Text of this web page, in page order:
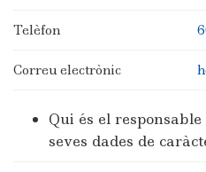
Telèfon
Correu electrònic
Qui és el
seves dades de